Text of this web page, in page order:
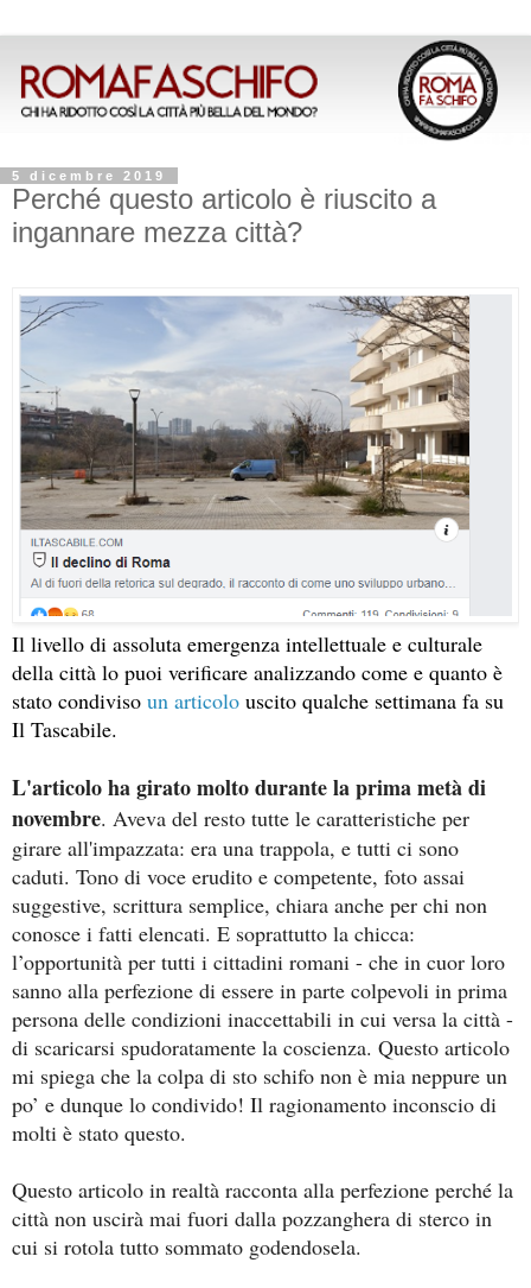
5 dicembre 2019
Perché questo articolo è riuscito a
ingannare mezza città?
Il livello di assoluta emergenza intellettuale e culturale
della città lo puoi verificare analizzando come e quanto è
stato condiviso un articolo uscito qualche settimana fa su
Il Tascabile.
L'articolo ha girato molto durante la prima metà di
novembre. Aveva del resto tutte le caratteristiche per
girare all'impazzata: era una trappola, e tutti ci sono
caduti. Tono di voce erudito e competente, foto assai
suggestive, scrittura semplice, chiara anche per chi non
conosce i fatti elencati. E soprattutto la chicca:
l’opportunità per tutti i cittadini romani - che in cuor loro
sanno alla perfezione di essere in parte colpevoli in prima
persona delle condizioni inaccettabili in cui versa la città -
di scaricarsi spudoratamente la coscienza. Questo articolo
mi spiega che la colpa di sto schifo non è mia neppure un
po’ e dunque lo condivido! Il ragionamento inconscio di
molti è stato questo.
Questo articolo in realtà racconta alla perfezione perché la
città non uscirà mai fuori dalla pozzanghera di sterco in
cui si rotola tutto sommato godendosela.